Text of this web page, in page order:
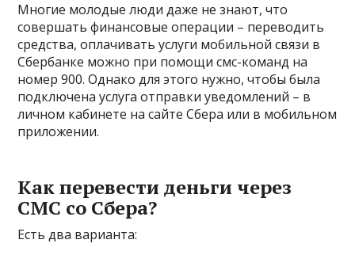
Многие молодые люди даже не знают, что
совершать финансовые операции – переводить
средства, оплачивать услуги мобильной связи в
Сбербанке можно при помощи смс-команд на
номер 900. Однако для этого нужно, чтобы была
подключена услуга отправки уведомлений – в
личном кабинете на сайте Сбера или в мобильном
приложении.
Как перевести деньги через
СМС со Сбера?
Есть два варианта: